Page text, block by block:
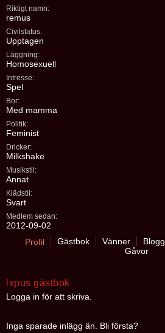
Riktigt namn:
remus
Civilstatus:
Upptagen
Läggning:
Homosexuell
Intresse:
Spel
Bor:
Med mamma
Politik:
Feminist
Dricker:
Milkshake
Musikstil:
Annat
Klädstil:
Svart
Medlem sedan:
2012-09-02
Profil
Gästbok Vänner Blogg
Gåvor
lxpus gästbok
Logga in för att skriva.
Inga sparade inlägg än. Bli första?